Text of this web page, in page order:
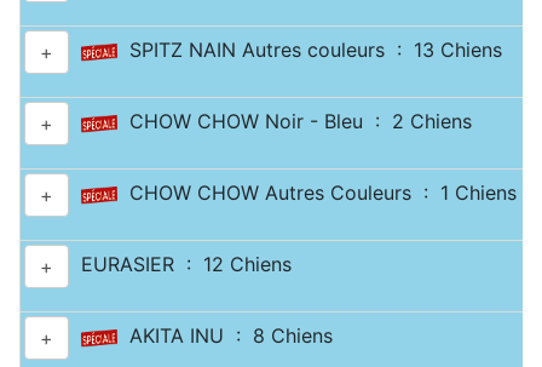
+ SPITZ NAIN Autres couleurs : 13 Chiens
+ CHOW CHOW Noir - Bleu : 2 Chiens
+ CHOW CHOW Autres Couleurs : 1 Chiens
+ EURASIER : 12 Chiens
+ AKITA INU : 8 Chiens